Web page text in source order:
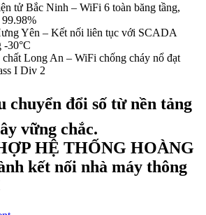
tử Bắc Ninh – WiFi 6 toàn băng tầng,
Yên – Kết nối liên tục với SCADA
-30°C
chất Long An – WiFi chống cháy nổ đạt
I Div 2
đổi số từ nền tảng
vững chắc.
HỆ THỐNG HOÀNG
kết nối nhà máy thông